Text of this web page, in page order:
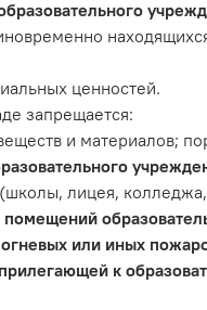
ценностей.
запрещается:
и материалов;
лицея,
или иных
к